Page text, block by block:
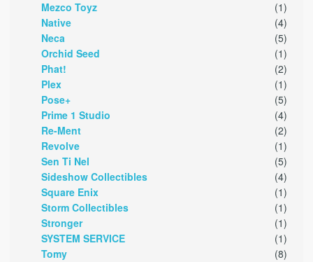
Mezco Toyz
(1)
Native
(4)
Neca
(5)
Orchid Seed
(1)
Phat!
(2)
Plex
(1)
Pose+
(5)
Prime 1 Studio
(4)
Re-Ment
(2)
Revolve
(1)
Sen Ti Nel
(5)
Sideshow Collectibles
(4)
Square Enix
(1)
Storm Collectibles
(1)
Stronger
(1)
SYSTEM SERVICE
(1)
Tomy
(8)